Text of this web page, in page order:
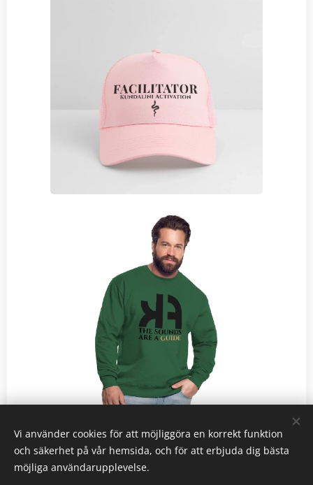
Vi använder cookies för att möjliggöra en korrekt funktion
och säkerhet på vår hemsida, och för att erbjuda dig bästa
möjliga användarupplevelse.